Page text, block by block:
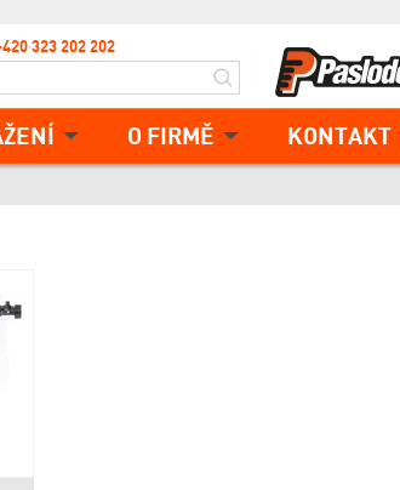
O FIRMĚ KONTAKT
323 202 202